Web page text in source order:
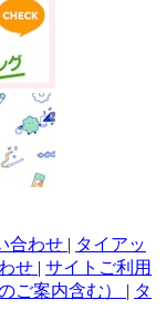
合わせ | タイアッ
せ | サイトご利用
ご案内含む） | タ